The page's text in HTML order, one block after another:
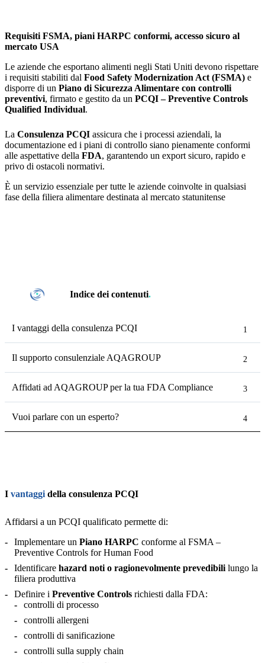
Requisiti FSMA, piani HARPC conformi, accesso sicuro al
mercato USA
Le aziende che esportano alimenti negli Stati Uniti devono rispettare
i requisiti stabiliti dal Food Safety Modernization Act (FSMA) e
disporre di un Piano di Sicurezza Alimentare con controlli
preventivi, firmato e gestito da un PCQI – Preventive Controls
Qualified Individual.
La Consulenza PCQI assicura che i processi aziendali, la
documentazione ed i piani di controllo siano pienamente conformi
alle aspettative della FDA, garantendo un export sicuro, rapido e
privo di ostacoli normativi.
È un servizio essenziale per tutte le aziende coinvolte in qualsiasi
fase della filiera alimentare destinata al mercato statunitense
Indice dei contenuti.
I vantaggi della consulenza PCQI
Il supporto consulenziale AQAGROUP
Affidati ad AQAGROUP per la tua FDA Compliance
Vuoi parlare con un esperto?
I vantaggidella consulenza PCQI
Affidarsi a un PCQI qualificato permette di:
Implementare un Piano HARPC conforme al FSMA –
Preventive Controls for Human Food
Identificare hazard noti o ragionevolmente prevedibili lungo la
filiera produttiva
Definire i Preventive Controls richiesti dalla FDA:
controlli di processo
controlli allergeni
controlli di sanificazione
controlli sulla supply chain